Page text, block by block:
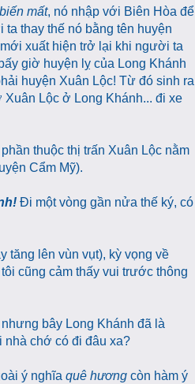
mất, nó nhập với Biên Hòa để
thay thế nó bằng tên huyện
xuất hiện trở lại khi người ta
giờ huyện lỵ của Long Khánh
huyện Xuân Lộc! Từ đó sinh ra
Lộc ở Long Khánh... đi xe
thuộc thị trấn Xuân Lộc nằm
Cẩm Mỹ).
Đi một vòng gần nửa thế ký, có
tăng lên vùn vụt), kỳ vọng về
cũng cảm thấy vui trước thông
nhưng bây Long Khánh đã là
nhà chớ có đi đâu xa?
ý nghĩa quê hương còn hàm ý